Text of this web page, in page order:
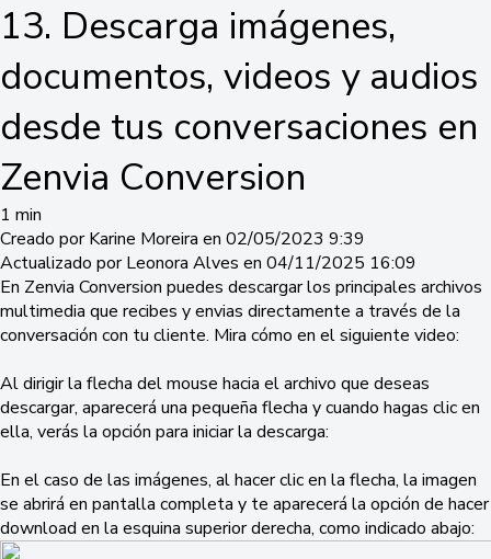
13. Descarga imágenes,
documentos, videos y audios
desde tus conversaciones en
Zenvia Conversion
1 min
Creado por Karine Moreira en 02/05/2023 9:39
Actualizado por Leonora Alves en 04/11/2025 16:09
En Zenvia Conversion puedes descargar los principales archivos
multimedia que recibes y envias directamente a través de la
conversación con tu cliente. Mira cómo en el siguiente video:
Al dirigir la flecha del mouse hacia el archivo que deseas
descargar, aparecerá una pequeña flecha y cuando hagas clic en
ella, verás la opción para iniciar la descarga:
En el caso de las imágenes, al hacer clic en la flecha, la imagen
se abrirá en pantalla completa y te aparecerá la opción de hacer
download en la esquina superior derecha, como indicado abajo: